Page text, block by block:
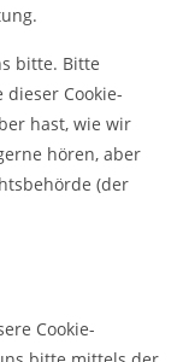
bitte. Bitte
Cookie-
hast, wie wir
hören, aber
(der
Cookie-